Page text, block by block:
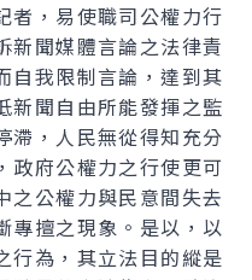
者，易使職司公權力行
新聞媒體言論之法律責
自我限制言論，達到其
新聞自由所能發揮之監
滯，人民無從得知充分
政府公權力之行使更可
之公權力與民意間失去
專擅之現象。是以，以
行為，其立法目的縱是